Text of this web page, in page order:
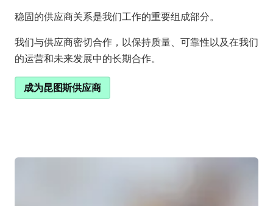
稳固的供应商关系是我们工作的重要组成部分。
我们与供应商密切合作，以保持质量、可靠性以及在我们
的运营和未来发展中的长期合作。
成为昆图斯供应商